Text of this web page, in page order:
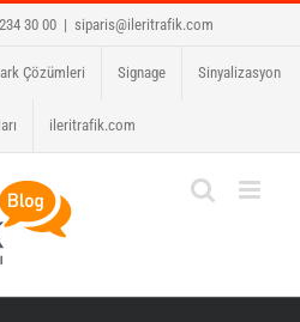
30 00 | siparis@ileritrafik.com
Çözümleri Signage Sinyalizasyon
ileritrafik.com